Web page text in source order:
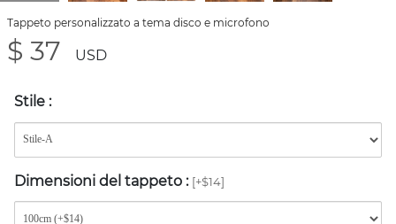
Tappeto personalizzato a tema disco e microfono
$ 37 USD
Stile :
Dimensioni del tappeto : [+$14]